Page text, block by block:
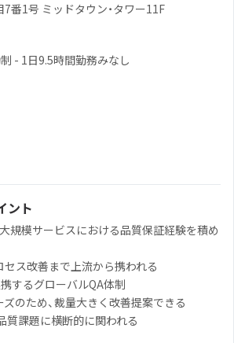
番1号 ミッドタウン・タワー11F
- 1日9.5時間勤務みなし
ント
規模サービスにおける品質保証経験を積め
セス改善まで上流から携われる
するグローバルQA体制
のため、裁量大きく改善提案できる
質課題に横断的に関われる